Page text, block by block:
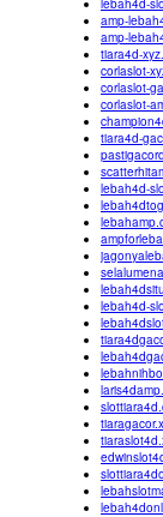
amp-
amp-
tiara4d-
corlaslot-
corlaslot-
corlaslot-
tiara4d-
lebah4d-
lebah4d-